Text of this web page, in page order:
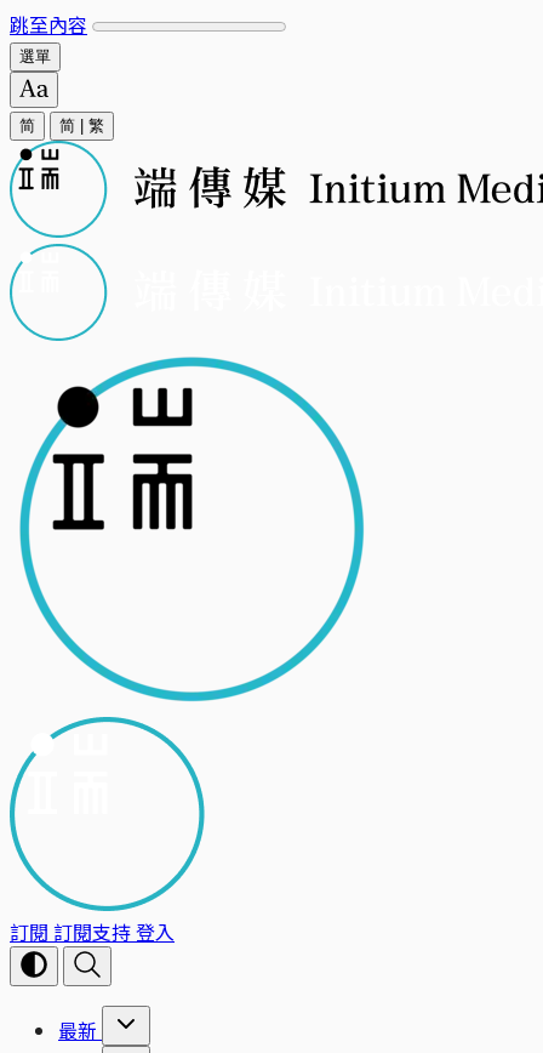
跳至內容
選單
简 简 繁
訂閱 訂閱支持登入
最新